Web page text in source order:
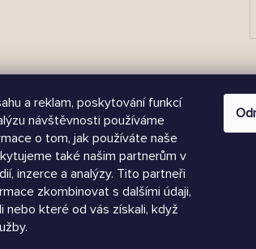
a reklam, poskytování funkcí
návštěvnosti používáme
o tom, jak používáte naše
také našim partnerům v
inzerce a analýzy. Tito partneři
zkombinovat s dalšími údaji,
které od vás získali, když